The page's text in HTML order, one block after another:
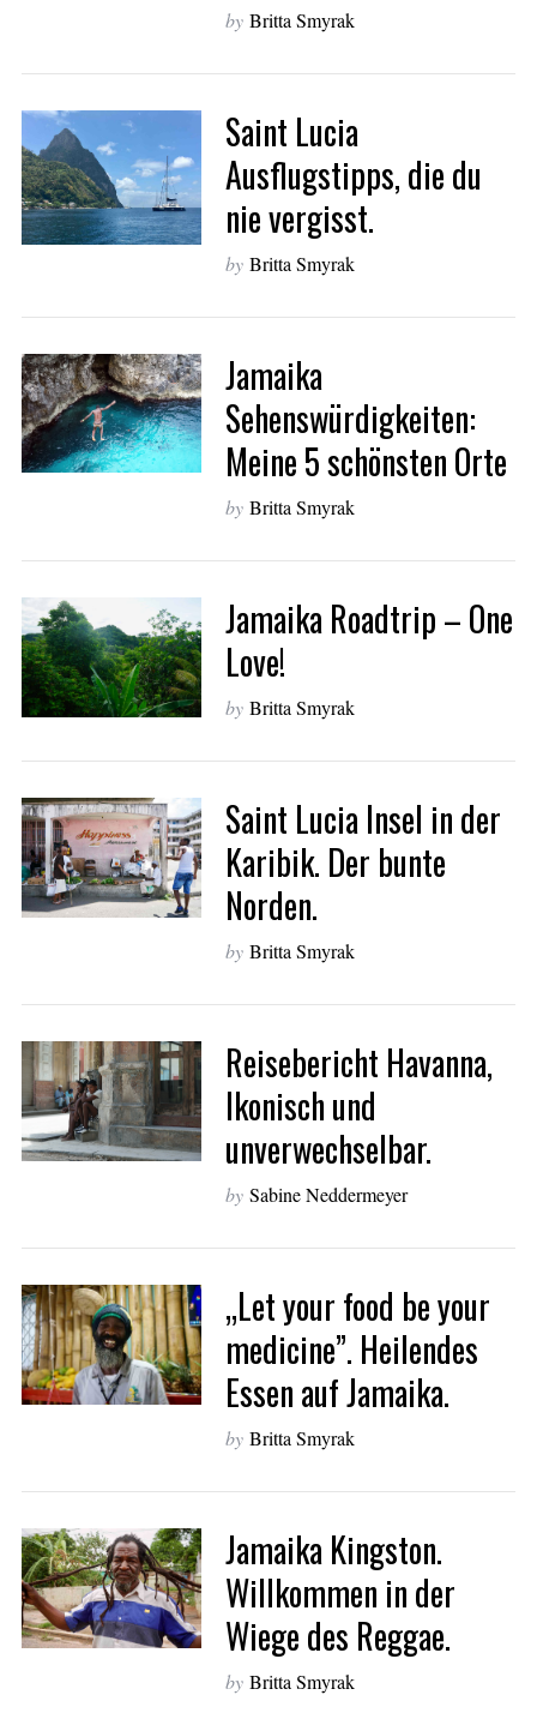
by Britta Smyrak
Saint Lucia
Ausflugstipps, die du
nie vergisst.
by Britta Smyrak
Jamaika
Sehenswürdigkeiten:
Meine 5 schönsten Orte
by Britta Smyrak
Jamaika Roadtrip – One
Love!
by Britta Smyrak
Saint Lucia Insel in der
Karibik. Der bunte
Norden.
by Britta Smyrak
Reisebericht Havanna,
Ikonisch und
unverwechselbar.
by Sabine Neddermeyer
„Let your food be your
medicine”. Heilendes
Essen auf Jamaika.
by Britta Smyrak
Jamaika Kingston.
Willkommen in der
Wiege des Reggae.
by Britta Smyrak
e
a
r
c
h